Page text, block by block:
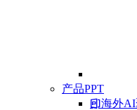
产品PPT
海外